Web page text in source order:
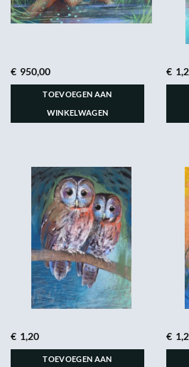
€ 950,00
TOEVOEGEN AAN
WINKELWAGEN
€
€ 1,20
TOEVOEGEN AAN
€